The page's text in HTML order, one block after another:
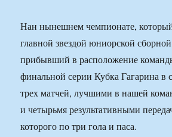
Нан нынешнем чемпионате,
главной звездой юниорской
прибывший в расположение
финальной серии Кубка Гагарина в
трех матчей, лучшими в нашей
и четырьмя результативными
которого по три гола и паса.